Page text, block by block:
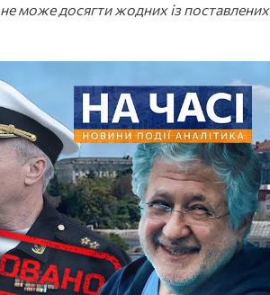
може досягти жодних із поставлених